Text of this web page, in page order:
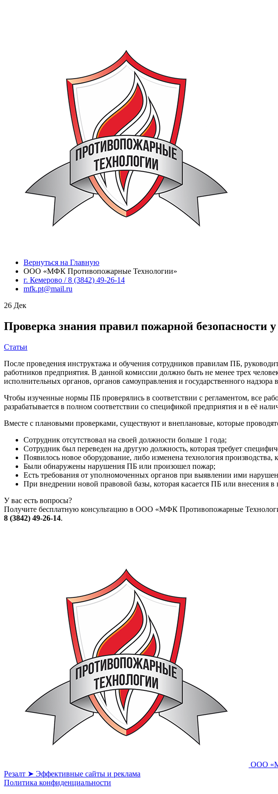
Вернуться на Главную
ООО «МФК Противопожарные Технологии»
г. Кемерово / 8 (3842) 49-26-14
mfk.pt@mail.ru
26 Дек
Проверка знания правил пожарной безопасности
Статьи
После проведения инструктажа и обучения сотрудников правилам ПБ,
работников предприятия. В данной комиссии должно быть не менее трех
исполнительных органов, органов самоуправления и государственного надзора
Чтобы изученные нормы ПБ проверялись в соответствии с регламентом, все
разрабатывается в полном соответствии со спецификой предприятия и в её
Вместе с плановыми проверками, существуют и внеплановые, которые
Сотрудник отсутствовал на своей должности больше 1 года;
Сотрудник был переведен на другую должность, которая требует
Появилось новое оборудование, либо изменена технология
Были обнаружены нарушения ПБ или произошел пожар;
Есть требования от уполномоченных органов при выявлении ими
При внедрении новой правовой базы, которая касается ПБ или внесения
У вас есть вопросы?
Получите бесплатную консультацию в ООО «МФК Противопожарные
8 (3842) 49-26-14.
ООО
Резалт ➤ Эффективные сайты и реклама
Политика конфиденциальности